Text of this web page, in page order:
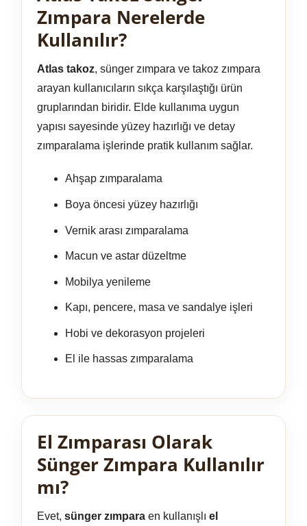
Zımpara Nerelerde
Kullanılır?
Atlas takoz, sünger zımpara ve takoz zımpara
arayan kullanıcıların sıkça karşılaştığı ürün
gruplarından biridir. Elde kullanıma uygun
yapısı sayesinde yüzey hazırlığı ve detay
zımparalama işlerinde pratik kullanım sağlar.
Ahşap zımparalama
Boya öncesi yüzey hazırlığı
Vernik arası zımparalama
Macun ve astar düzeltme
Mobilya yenileme
Kapı, pencere, masa ve sandalye işleri
Hobi ve dekorasyon projeleri
El ile hassas zımparalama
El Zımparası Olarak
Sünger Zımpara Kullanılır
mı?
Evet, sünger zımpara en kullanışlı el